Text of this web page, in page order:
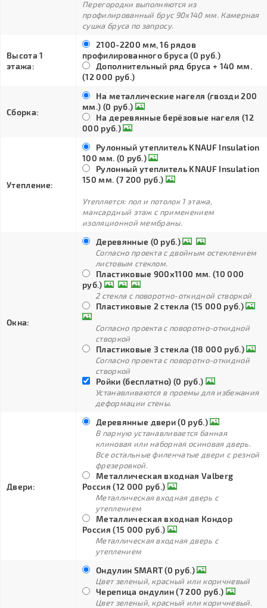
Перегородки выполняются из
профилированный брус 90х140 мм. Камерная
сушка бруса по запросу.
Высота 1
этажа:
2100-2200 мм, 16 рядов
профилированного бруса (0 руб.)
Дополнительный ряд бруса + 140 мм.
(12 000 руб.)
Сборка:
На металлические нагеля (гвозди 200
мм.) (0 руб.)
На деревянные берёзовые нагеля (12
000 руб.)
Утепление:
Рулонный утеплитель KNAUF Insulation
100 мм. (0 руб.)
Рулонный утеплитель KNAUF Insulation
150 мм. (7 200 руб.)
Утепляется: пол и потолок 1 этажа,
мансардный этаж с применением
изоляционной мембраны.
Окна:
Деревянные (0 руб.)
Согласно проекта с двойным остеклением
листовым стеклом.
Пластиковые 900х1100 мм. (10 000
руб.)
2 стекла с поворотно-откидной створкой
Пластиковые 2 стекла (15 000 руб.)
Согласно проекта с поворотно-откидной
створкой
Пластиковые 3 стекла (18 000 руб.)
Согласно проекта с поворотно-откидной
створкой
Ройки (бесплатно) (0 руб.)
Устанавливаются в проемы для избежания
деформации стены.
Двери:
Деревянные двери (0 руб.)
В парную устанавливается банная
клиновая или наборная осиновая дверь.
Все остальные филенчатые двери с резной
фрезеровкой.
Металлическая входная Valberg
Россия (12 000 руб.)
Металлическая входная дверь с
утеплением
Металлическая входная Кондор
Россия (15 000 руб.)
Металлическая входная дверь с
утеплением
Ондулин SMART (0 руб.)
Цвет зеленый, красный или коричневый
Черепица ондулин (7 200 руб.)
Цвет зеленый, красный или коричневый.